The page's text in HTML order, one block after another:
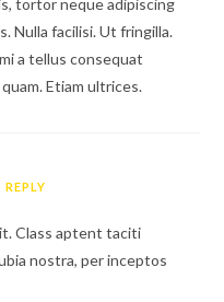
tortor neque adipiscing
Nulla facilisi. Ut fringilla.
a tellus consequat
Etiam ultrices.
REPLY
Class aptent taciti
nostra, per inceptos